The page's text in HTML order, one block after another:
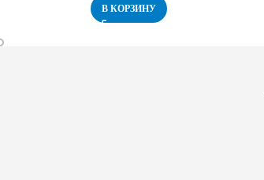
В КОРЗИНУ